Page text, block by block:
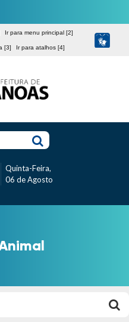
Ir para menu principal [2]
[3] Ir para atalhos [4]
Quinta-Feira,
06 de Agosto